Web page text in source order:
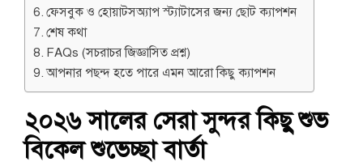
ফেসবুক ও হোয়াটসঅ্যাপ স্ট্যাটাসের জন্য ছোট ক্যাপশন
শেষ কথা
FAQs (সচরাচর জিজ্ঞাসিত প্রশ্ন)
আপনার পছন্দ হতে পারে এমন আরো কিছু ক্যাপশন
২০২৬ সালের সেরা সুন্দর কিছু শুভ
বিকেল শুভেচ্ছা বার্তা